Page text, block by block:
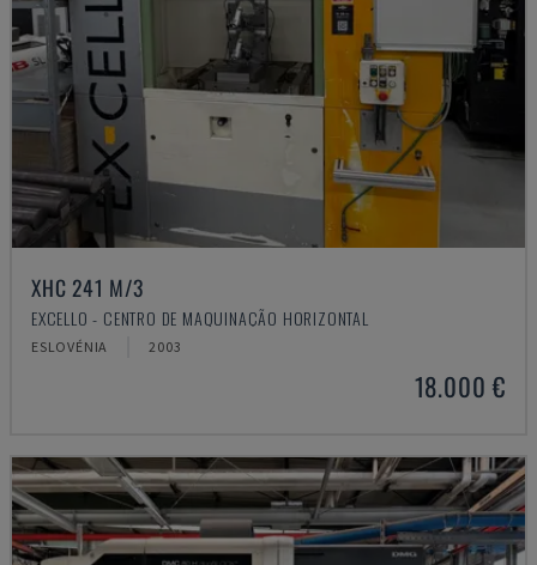
XHC 241 M/3
EXCELLO - CENTRO DE MAQUINAÇÃO HORIZONTAL
ESLOVÉNIA 2003
18.000 €